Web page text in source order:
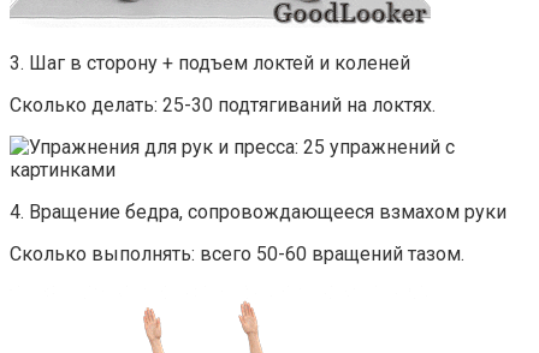
3. Шаг в сторону + подъем локтей и коленей
Сколько делать: 25-30 подтягиваний на локтях.
4. Вращение бедра, сопровождающееся взмахом руки
Сколько выполнять: всего 50-60 вращений тазом.